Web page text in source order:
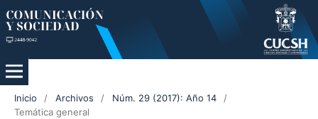
Inicio / Archivos / Núm. 29 (2017): Año 14
/
Temática general